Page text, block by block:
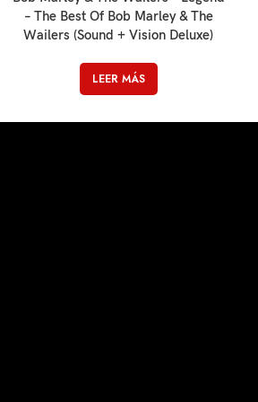
– The Best Of Bob Marley & The
Wailers (Sound + Vision Deluxe)
LEER MÁS